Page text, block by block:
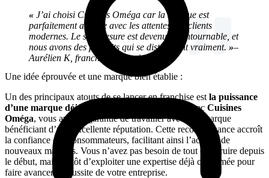
« J’ai choisi Cuisines Oméga car la marque est
parfaitement alignée avec les attentes des clients
modernes. Le sur-mesure est devenu incontournable, et
nous avons des produits qui se distinguent vraiment. »–
Aurélien K, franchisée à Paris.
Une idée éprouvée et une marque bien établie :
Un des principaux atouts de se lancer en franchise est la puissance
d’une marque déjà bien établie et reconnue
. Avec Cuisines
Oméga, vous avez la garantie de travailler avec une marque
bénéficiant d’une excellente réputation. Cette reconnaissance accroît
la confiance des consommateurs, facilitant ainsi l’accès à de
nouveaux marchés. Vous n’avez pas besoin de tout construire depuis
le début, mais plutôt d’exploiter une expertise déjà confirmée pour
faire avancer la réussite de votre entreprise.